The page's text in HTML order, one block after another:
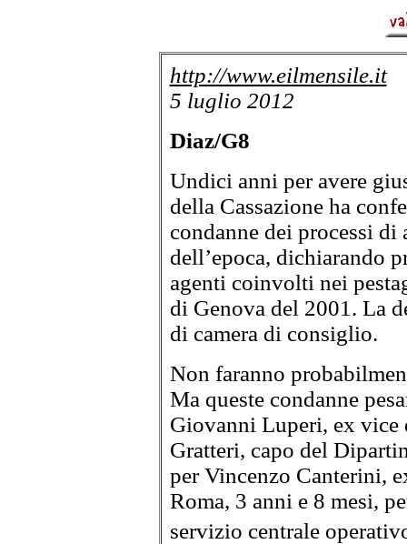
http://www.eilmensile.it
5 luglio 2012
Diaz/G8
Undici anni per avere
della Cassazione ha
condanne dei processi
dell’epoca, dichiarando
agenti coinvolti nei
di Genova del 2001. La
di camera di consiglio.
Non faranno
Ma queste condanne
Giovanni Luperi, ex vice
Gratteri, capo del
per Vincenzo Canterini,
Roma, 3 anni e 8 mesi,
servizio centrale